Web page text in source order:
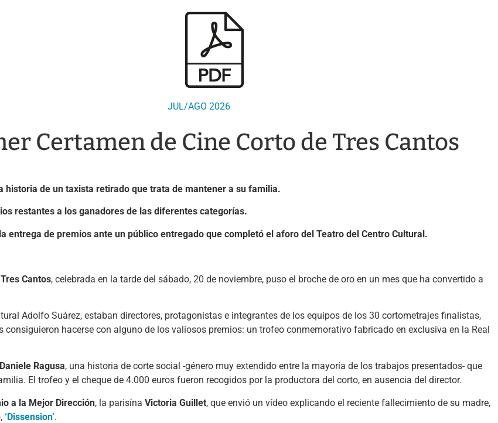
JUL/AGO 2026
Certamen de Cine Corto de Tres Cantos
de un taxista retirado que trata de mantener a su familia.
restantes a los ganadores de las diferentes categorías.
entrega de premios ante un público entregado que completó el aforo del Teatro del Centro Cultural.
Cantos, celebrada en la tarde del sábado, 20 de noviembre, puso el broche de oro en un mes que ha convertido a
Adolfo Suárez, estaban directores, protagonistas e integrantes de los equipos de los 30 cortometrajes finalistas,
hacerse con alguno de los valiosos premios: un trofeo conmemorativo fabricado en exclusiva en la Real
Daniele Ragusa, una historia de corte social -género muy extendido entre la mayoría de los trabajos presentados- que
El trofeo y el cheque de 4.000 euros fueron recogidos por la productora del corto, en ausencia del director.
a la Mejor Dirección, la parisína Victoria Guillet, que envió un vídeo explicando el reciente fallecimiento de su madre,
‘Dissension’.